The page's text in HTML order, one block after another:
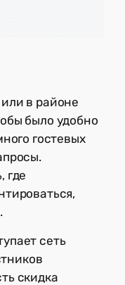
в районе
было удобно
гостевых
где
сеть
скидка